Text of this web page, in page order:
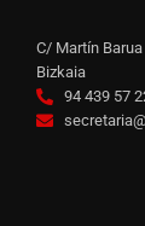
C/ Martín Barua
Bizkaia
94 439 57